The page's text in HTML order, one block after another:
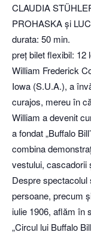
CLAUDIA
PROHASKA și
durata: 50 min.
preț bilet flexibil: 12
William Frederick
Iowa (S.U.A.), a
curajos, mereu în
William a devenit
a fondat „Buffalo
combina
vestului, cascadorii
Despre
persoane, precum
iulie 1906, aflăm în
„Circul lui Buffalo